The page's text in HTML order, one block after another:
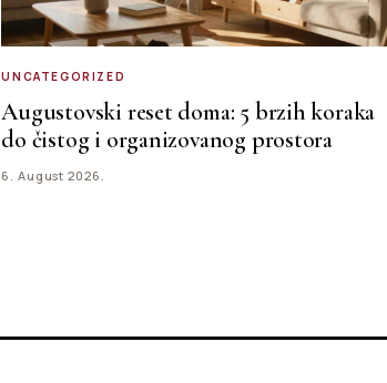
UNCATEGORIZED
Augustovski reset doma: 5 brzih koraka
do čistog i organizovanog prostora
6. August 2026.